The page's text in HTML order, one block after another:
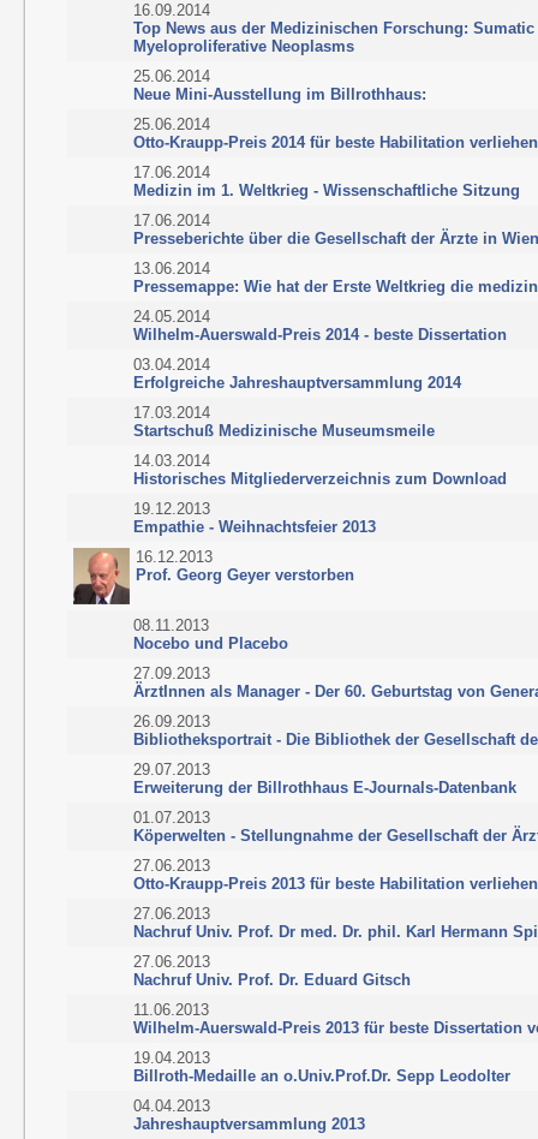
16.09.2014
Top News aus der Medizinischen Forschung:
Myeloproliferative Neoplasms
25.06.2014
Neue Mini-Ausstellung im Billrothhaus:
25.06.2014
Otto-Kraupp-Preis 2014 für beste Habilitation
17.06.2014
Medizin im 1. Weltkrieg - Wissenschaftliche Sitzung
17.06.2014
Presseberichte über die Gesellschaft der Ärzte in
13.06.2014
Pressemappe: Wie hat der Erste Weltkrieg die
24.05.2014
Wilhelm-Auerswald-Preis 2014 - beste Dissertation
03.04.2014
Erfolgreiche Jahreshauptversammlung 2014
17.03.2014
Startschuß Medizinische Museumsmeile
14.03.2014
Historisches Mitgliederverzeichnis zum Download
19.12.2013
Empathie - Weihnachtsfeier 2013
16.12.2013
Prof. Georg Geyer verstorben
08.11.2013
Nocebo und Placebo
27.09.2013
ÄrztInnen als Manager - Der 60. Geburtstag von
26.09.2013
Bibliotheksportrait - Die Bibliothek der Gesellschaft
29.07.2013
Erweiterung der Billrothhaus E-Journals-Datenbank
01.07.2013
Köperwelten - Stellungnahme der Gesellschaft der
27.06.2013
Otto-Kraupp-Preis 2013 für beste Habilitation
27.06.2013
Nachruf Univ. Prof. Dr med. Dr. phil. Karl Hermann
27.06.2013
Nachruf Univ. Prof. Dr. Eduard Gitsch
11.06.2013
Wilhelm-Auerswald-Preis 2013 für beste Dissertation
19.04.2013
Billroth-Medaille an o.Univ.Prof.Dr. Sepp Leodolter
04.04.2013
Jahreshauptversammlung 2013